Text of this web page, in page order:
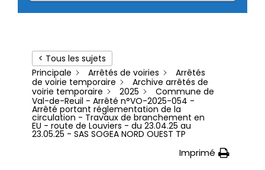
< Tous les sujets
Principale
Arrêtés de voiries
Arrêtés
de voirie temporaire
Archive arrêtés de
voirie temporaire
2025
Commune de
Val-de-Reuil - Arrêté n°VO-2025-054 -
Arrêté portant réglementation de la
circulation - Travaux de branchement en
EU - route de Louviers - du 23.04.25 au
23.05.25 - SAS SOGEA NORD OUEST TP
Imprimé